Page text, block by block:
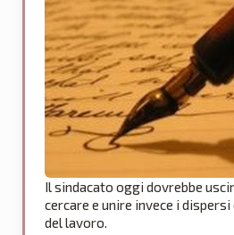
Il sindacato oggi dovrebbe
cercare e unire invece i
del lavoro.